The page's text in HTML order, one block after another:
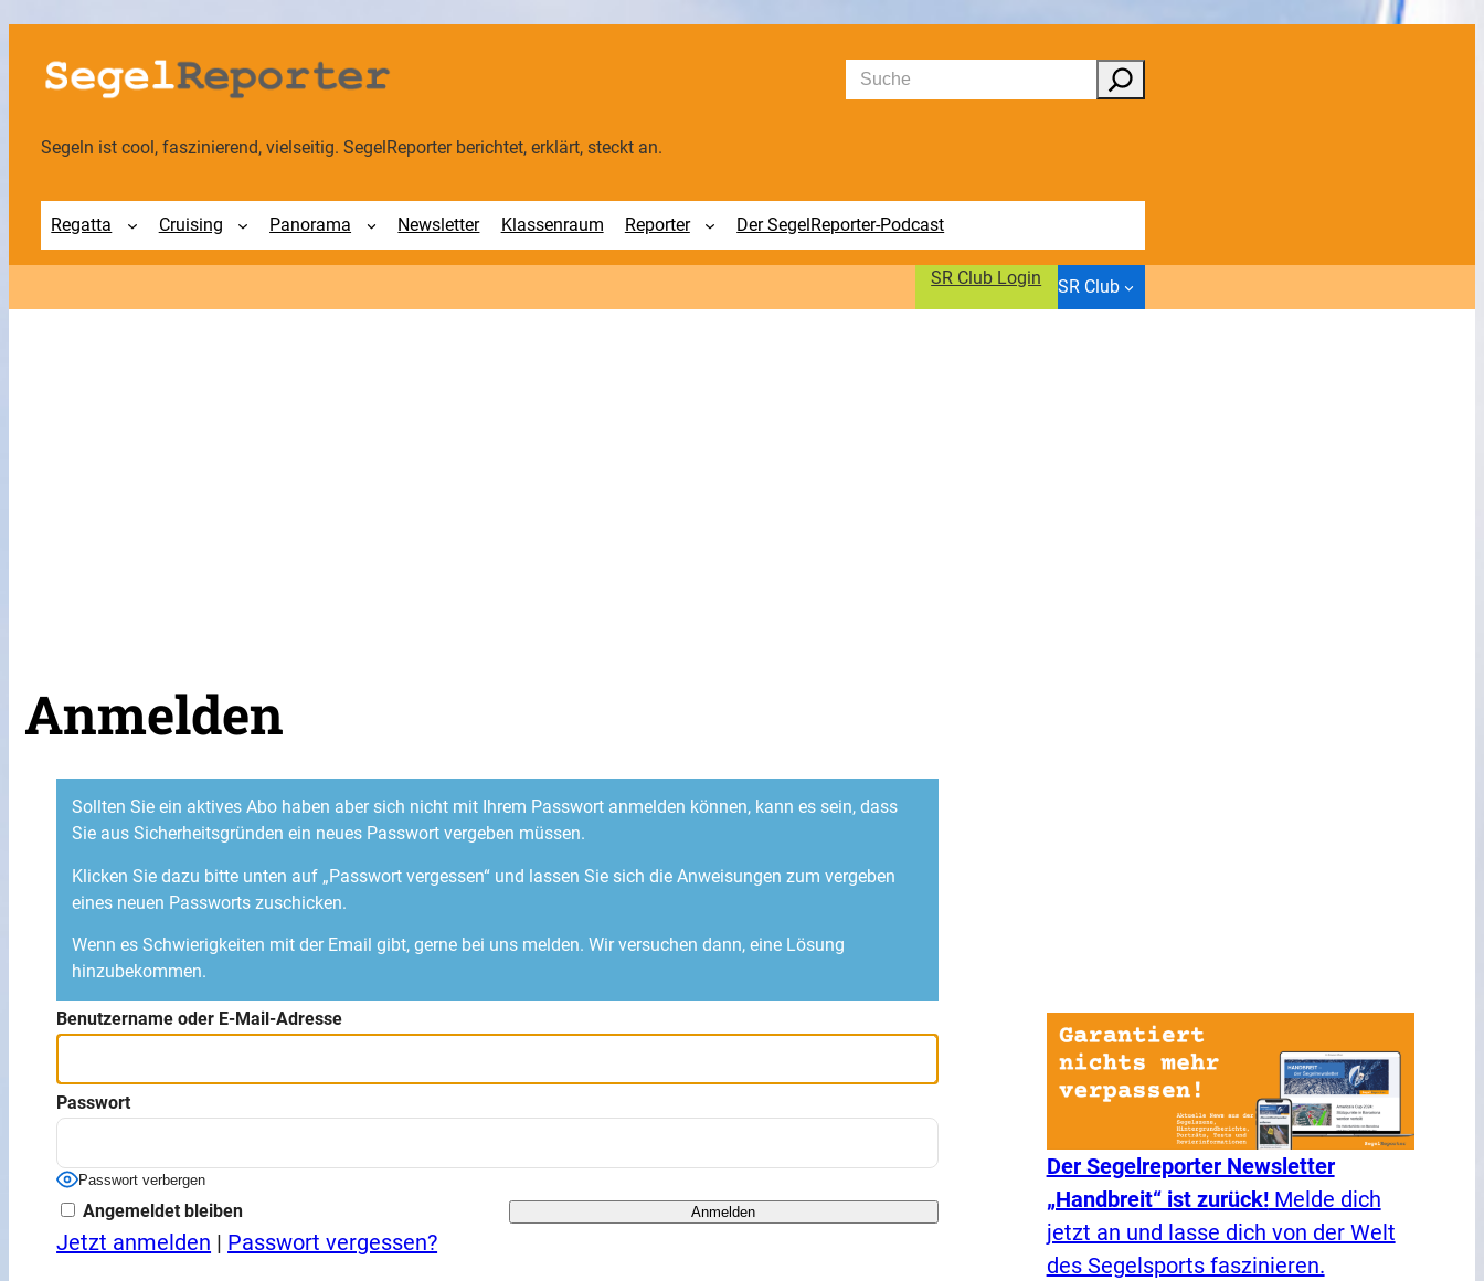
Suchen
Segeln ist cool, faszinierend, vielseitig. SegelReporter berichtet, erklärt, steckt an.
Regatta Cruising Panorama Newsletter Klassenraum Reporter Der SegelReporter-Podcast
SR Club Login SR Club
Anmelden
Sollten Sie ein aktives Abo haben aber sich nicht mit Ihrem Passwort anmelden können, kann es sein, dass
Sie aus Sicherheitsgründen ein neues Passwort vergeben müssen.
Klicken Sie dazu bitte unten auf „Passwort vergessen“ und lassen Sie sich die Anweisungen zum vergeben
eines neuen Passworts zuschicken.
Wenn es Schwierigkeiten mit der Email gibt, gerne bei uns melden. Wir versuchen dann, eine Lösung
hinzubekommen.
Benutzername oder E-Mail-Adresse
Passwort
Passwort verbergen
Angemeldet bleiben
Jetzt anmelden | Passwort vergessen?
Der Segelreporter Newsletter
„Handbreit“ ist zurück!Melde dich
jetzt an und lasse dich von der Welt
des Segelsports faszinieren.